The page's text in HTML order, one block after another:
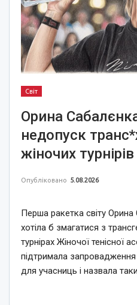
Світ
Орина
недопуск
жіночих
Опубліковано 5.08.2026
Перша ракетка світу
хотіла б змагатися з
турнірах Жіночої тенісної
підтримала запровадження
для учасниць і назвала